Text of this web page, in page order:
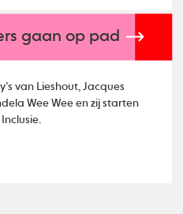
gaan op pad
van Lieshout, Jacques
Wee Wee en zij starten